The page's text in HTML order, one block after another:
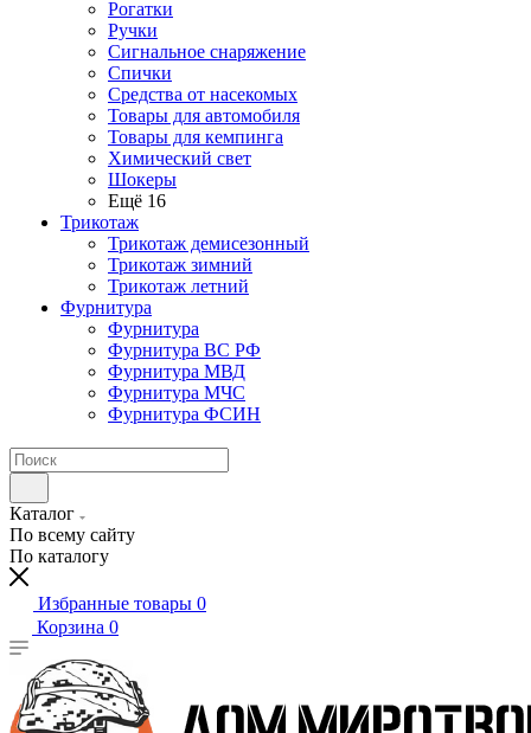
Рогатки
Ручки
Сигнальное снаряжение
Спички
Средства от насекомых
Товары для автомобиля
Товары для кемпинга
Химический свет
Шокеры
Ещё 16
Трикотаж
Трикотаж демисезонный
Трикотаж зимний
Трикотаж летний
Фурнитура
Фурнитура
Фурнитура ВС РФ
Фурнитура МВД
Фурнитура МЧС
Фурнитура ФСИН
Каталог
По всему сайту
По каталогу
Избранные товары 0
Корзина 0